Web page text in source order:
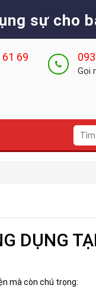
sự cho
69
Gọi
DỤNG
mà còn chú trọng: